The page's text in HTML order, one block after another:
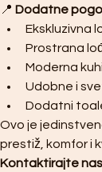
📍 Dodatne
Ekskluzivna
Prostrana
Moderna
Udobne i
Dodatni
Ovo je
prestiž, komfor i
Kontaktirajte